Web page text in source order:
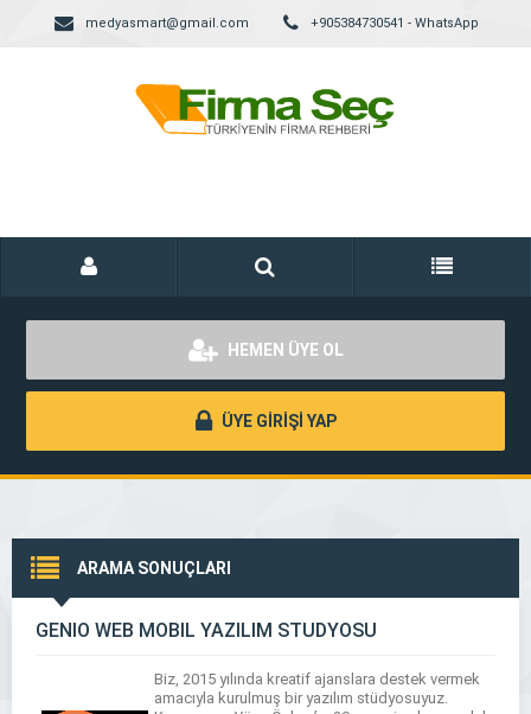
medyasmart@gmail.com +905384730541 - WhatsApp
HEMEN ÜYE OL
ÜYE GİRİŞİ YAP
ARAMA SONUÇLARI
GENİO WEB MOBİL YAZILIM STÜDYOSU
Biz, 2015 yılında kreatif ajanslara destek vermek
amacıyla kurulmuş bir yazılım stüdyosuyuz.